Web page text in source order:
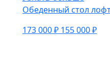
Обеденный стол
173 000 ₽ 155 000 ₽